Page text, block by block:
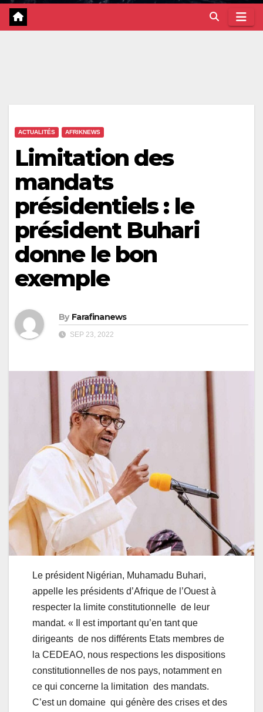
ACTUALITÉS AFRIKNEWS
Limitation des
mandats
présidentiels : le
président Buhari
donne le bon
exemple
By Farafinanews
SEP 23, 2022
Le président Nigérian, Muhamadu Buhari,
appelle les présidents d’Afrique de l’Ouest à
respecter la limite constitutionnelle de leur
mandat. « Il est important qu’en tant que
dirigeants de nos différents Etats membres de
la CEDEAO, nous respections les dispositions
constitutionnelles de nos pays, notamment en
ce qui concerne la limitation des mandats.
C’est un domaine qui génère des crises et des